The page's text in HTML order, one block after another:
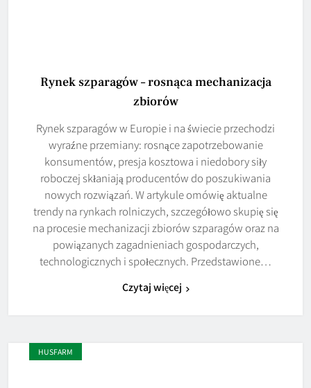
Rynek szparagów – rosnąca mechanizacja
zbiorów
Rynek szparagów w Europie i na świecie przechodzi
wyraźne przemiany: rosnące zapotrzebowanie
konsumentów, presja kosztowa i niedobory siły
roboczej skłaniają producentów do poszukiwania
nowych rozwiązań. W artykule omówię aktualne
trendy na rynkach rolniczych, szczegółowo skupię się
na procesie mechanizacji zbiorów szparagów oraz na
powiązanych zagadnieniach gospodarczych,
technologicznych i społecznych. Przedstawione…
Czytaj więcej
HUSFARM